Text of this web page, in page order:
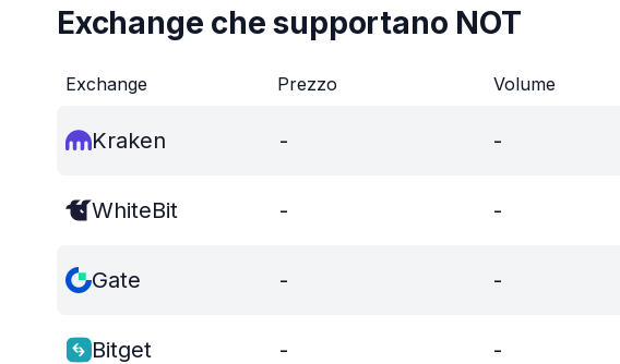
Exchange che supportano NOT
Exchange Prezzo Volume
Kraken - -
WhiteBit - -
Gate - -
Bitget - -